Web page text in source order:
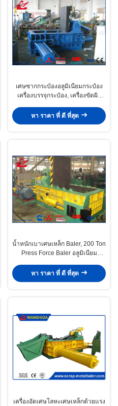
เศษซากกระป๋องอลูมิเนียมกระป๋อง
เครื่องบรรจุกระป๋อง, เครื่องขัดผิว
25MPa
หา ราคา ที่ ดี ที่สุด
น้ำหนักเบาเศษเหล็ก Baler, 200 Ton
Press Force Baler อลูมิเนียม
หา ราคา ที่ ดี ที่สุด
เครื่องอัดเศษโลหะเศษเหล็กด้วยแรง